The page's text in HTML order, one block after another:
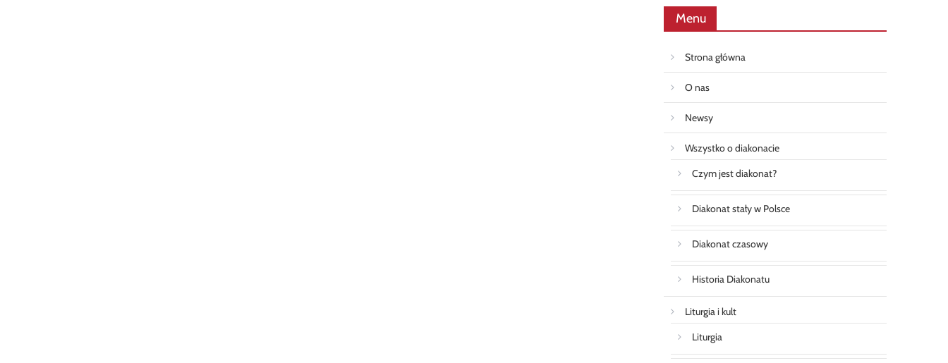
Menu
Strona główna
O nas
Newsy
Wszystko o diakonacie
Czym jest diakonat?
Diakonat stały w Polsce
Diakonat czasowy
Historia Diakonatu
Liturgia i kult
Liturgia